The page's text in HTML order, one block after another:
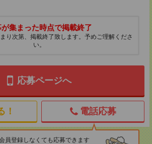
が集まった時点で掲載終了
り次第、掲載終了致します。予めご理解くださ
い。
応募ページへ
！ 電話応募
員登録しなくても応募できます